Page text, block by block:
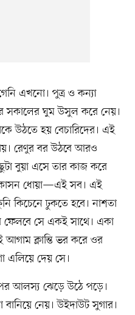
এখনো। পুত্র ও কন্যা
সকালের ঘুম উসুল করে নেয়।
উঠতে হয় বেচারিদের। এই
রেণুর বর উঠবে আরও
বুয়া এসে তার কাজ করে
ধোয়া—এই সব। এই
কিচেনে ঢুকতে হবে। নাশতা
ফেলবে সে একই সাথে। একা
আগাম ক্লান্তি ভর করে ওর
এলিয়ে দেয় সে।
আলস্য ঝেড়ে উঠে পড়ে।
নেয়। উইদাউট সুগার।